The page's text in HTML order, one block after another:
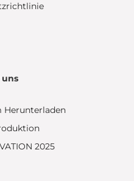
uns
Herunterladen
2025